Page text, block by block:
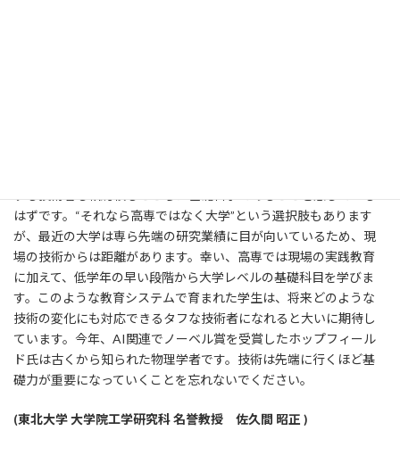
はずです。“それなら高専ではなく大学”という選択肢もあります
が、最近の大学は専ら先端の研究業績に目が向いているため、現
場の技術からは距離があります。幸い、高専では現場の実践教育
に加えて、低学年の早い段階から大学レベルの基礎科目を学びま
す。このような教育システムで育まれた学生は、将来どのような
技術の変化にも対応できるタフな技術者になれると大いに期待し
ています。今年、AI関連でノーベル賞を受賞したホップフィール
ド氏は古くから知られた物理学者です。技術は先端に行くほど基
礎力が重要になっていくことを忘れないでください。
(東北大学 大学院工学研究科 名誉教授 佐久間 昭正 )